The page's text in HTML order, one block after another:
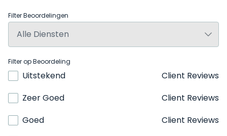
Filter Beoordelingen
Filter op Beoordeling
Uitstekend
Client Reviews
Zeer Goed
Client Reviews
Goed
Client Reviews